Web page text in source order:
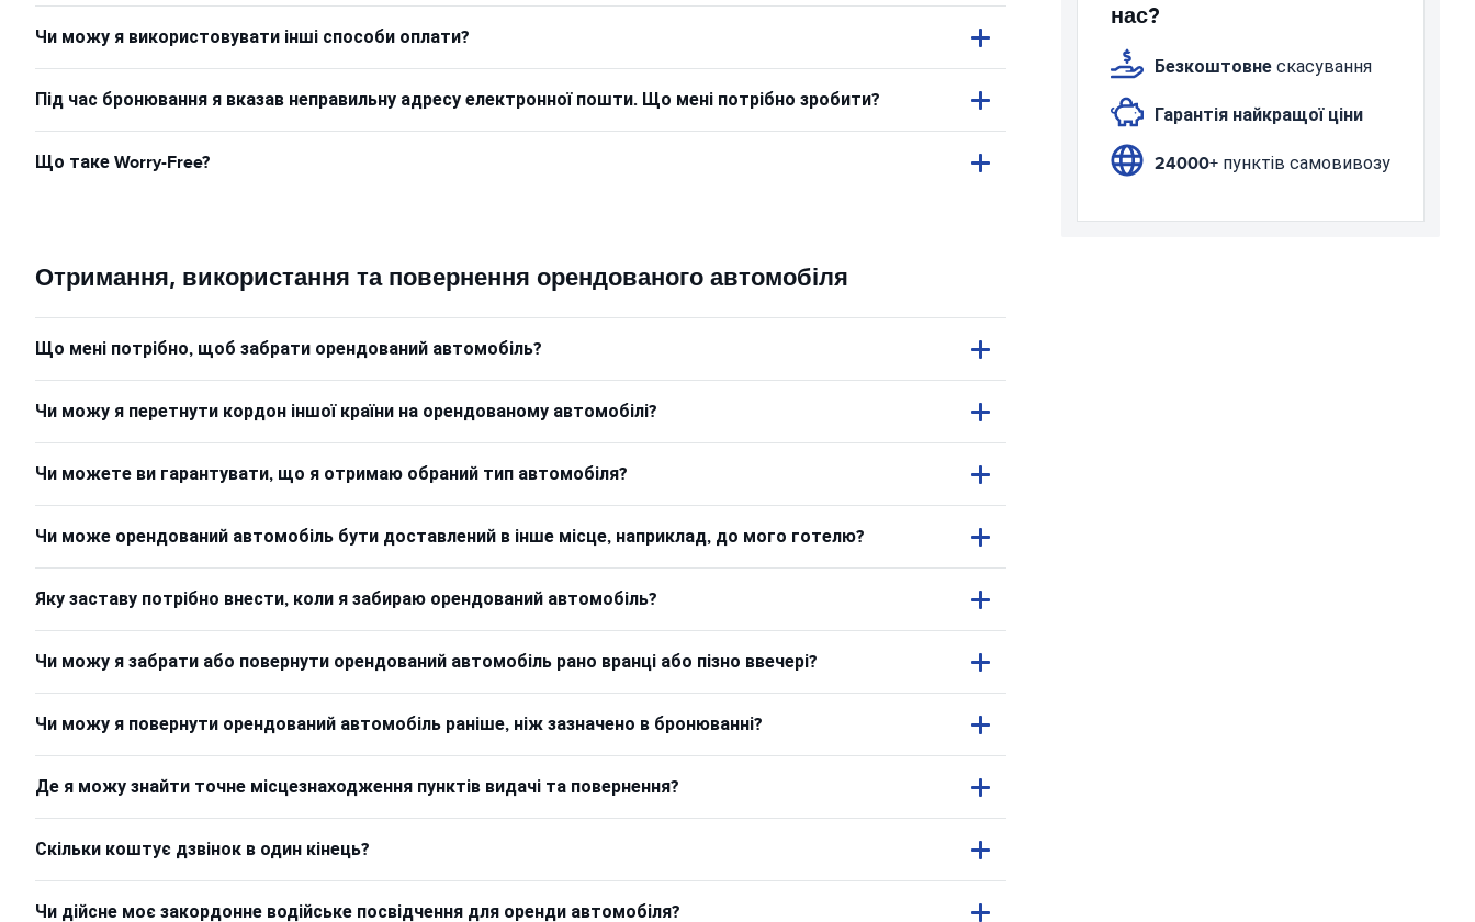
Чи можу я використовувати інші способи оплати?
Під час бронювання я вказав неправильну адресу електронної пошти. Що мені потрібно зробити?
Що таке Worry-Free?
Отримання, використання та повернення орендованого автомобіля
Що мені потрібно, щоб забрати орендований автомобіль?
Чи можу я перетнути кордон іншої країни на орендованому автомобілі?
Чи можете ви гарантувати, що я отримаю обраний тип автомобіля?
Чи може орендований автомобіль бути доставлений в інше місце, наприклад, до мого готелю?
Яку заставу потрібно внести, коли я забираю орендований автомобіль?
Чи можу я забрати або повернути орендований автомобіль рано вранці або пізно ввечері?
Чи можу я повернути орендований автомобіль раніше, ніж зазначено в бронюванні?
Де я можу знайти точне місцезнаходження пунктів видачі та повернення?
Скільки коштує дзвінок в один кінець?
Чи дійсне моє закордонне водійське посвідчення для оренди автомобіля?
нас?
Безкоштовне скасування
Гарантія найкращої ціни
24000+ пунктів самовивозу